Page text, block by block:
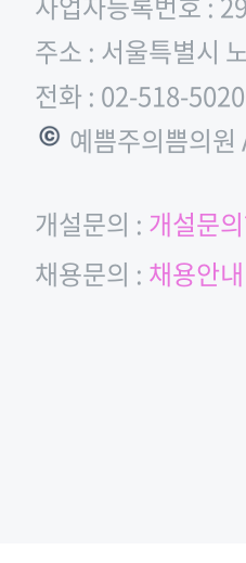
주소 : 서울특별시
전화 : 02-518-5020
© 예쁨주의쁨의원
개설문의 : 개설문
채용문의 : 채용안